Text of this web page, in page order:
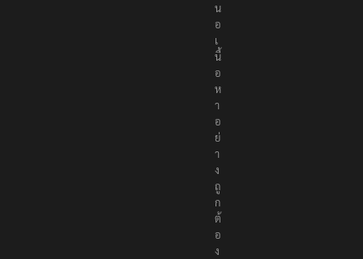
น
อ
เ
นื้
อ
ห
า
อ
ย่
า
ง
ถู
ก
ต้
อ
ง